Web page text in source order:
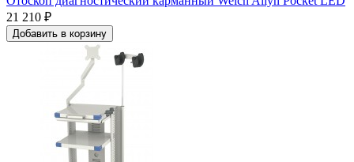
21 210 ₽
Добавить в корзину